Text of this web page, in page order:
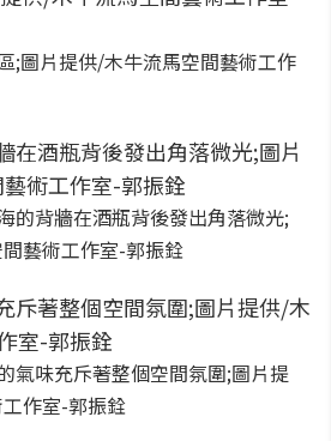
;圖片提供/木牛流馬空間藝術工作
的背牆在酒瓶背後發出角落微光;
藝術工作室-郭振銓
氣味充斥著整個空間氛圍;圖片提
作室-郭振銓